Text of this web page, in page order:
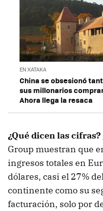
EN XATAKA
China se obsesionó
sus millonarios
Ahora llega la resaca
¿Qué dicen las cifras?
Group muestran que
ingresos totales en
dólares, casi el 27%
continente como su
facturación, solo por